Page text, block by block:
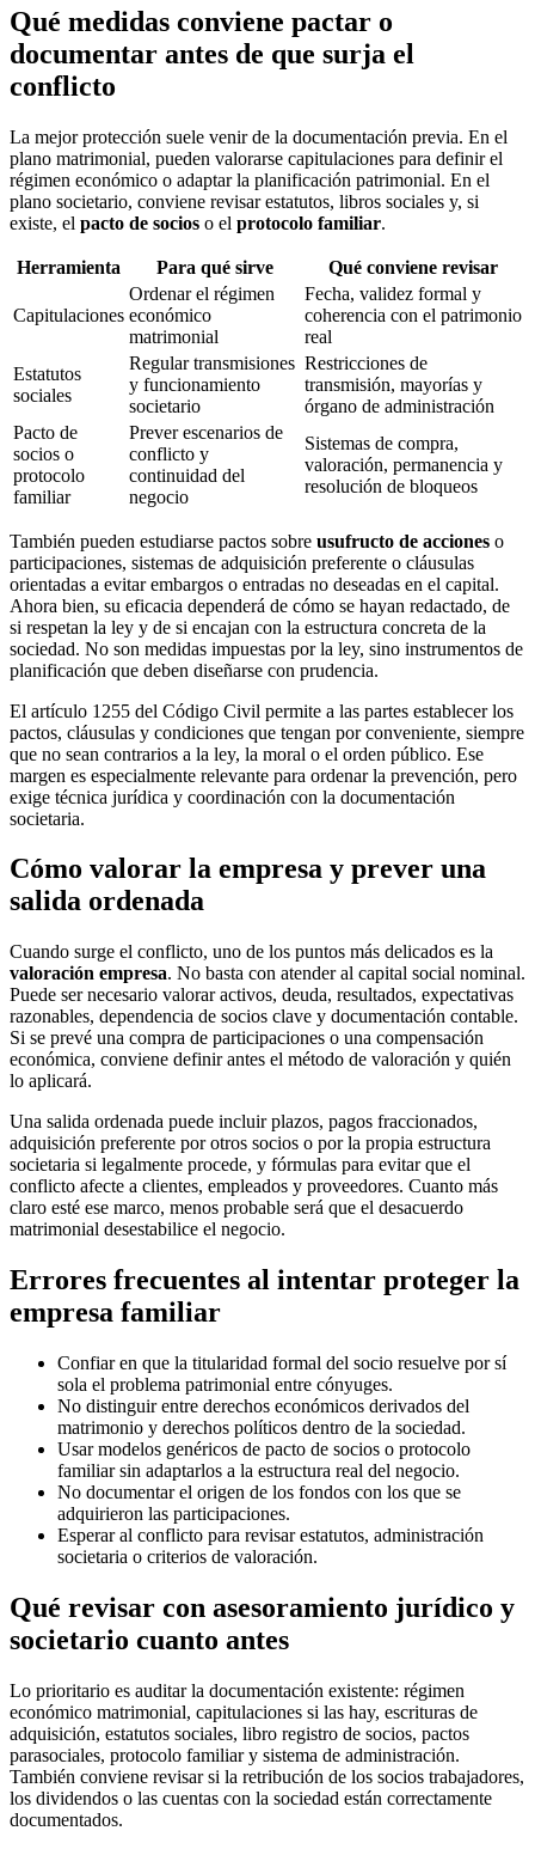
Qué medidas conviene pactar o
documentar antes de que surja el
conflicto
La mejor protección suele venir de la documentación previa. En el
plano matrimonial, pueden valorarse capitulaciones para definir el
régimen económico o adaptar la planificación patrimonial. En el
plano societario, conviene revisar estatutos, libros sociales y, si
existe, el pacto de socios o el protocolo familiar.
Herramienta Para qué sirve Qué conviene revisar
Capitulaciones
Ordenar el régimen
económico
matrimonial
Fecha, validez formal y
coherencia con el patrimonio
real
Estatutos
sociales
Regular transmisiones
y funcionamiento
societario
Restricciones de
transmisión, mayorías y
órgano de administración
Pacto de
socios o
protocolo
familiar
Prever escenarios de
conflicto y
continuidad del
negocio
Sistemas de compra,
valoración, permanencia y
resolución de bloqueos
También pueden estudiarse pactos sobre usufructo de acciones o
participaciones, sistemas de adquisición preferente o cláusulas
orientadas a evitar embargos o entradas no deseadas en el capital.
Ahora bien, su eficacia dependerá de cómo se hayan redactado, de
si respetan la ley y de si encajan con la estructura concreta de la
sociedad. No son medidas impuestas por la ley, sino instrumentos de
planificación que deben diseñarse con prudencia.
El artículo 1255 del Código Civil permite a las partes establecer los
pactos, cláusulas y condiciones que tengan por conveniente, siempre
que no sean contrarios a la ley, la moral o el orden público. Ese
margen es especialmente relevante para ordenar la prevención, pero
exige técnica jurídica y coordinación con la documentación
societaria.
Cómo valorar la empresa y prever una
salida ordenada
Cuando surge el conflicto, uno de los puntos más delicados es la
valoración empresa. No basta con atender al capital social nominal.
Puede ser necesario valorar activos, deuda, resultados, expectativas
razonables, dependencia de socios clave y documentación contable.
Si se prevé una compra de participaciones o una compensación
económica, conviene definir antes el método de valoración y quién
lo aplicará.
Una salida ordenada puede incluir plazos, pagos fraccionados,
adquisición preferente por otros socios o por la propia estructura
societaria si legalmente procede, y fórmulas para evitar que el
conflicto afecte a clientes, empleados y proveedores. Cuanto más
claro esté ese marco, menos probable será que el desacuerdo
matrimonial desestabilice el negocio.
Errores frecuentes al intentar proteger la
empresa familiar
Confiar en que la titularidad formal del socio resuelve por sí
sola el problema patrimonial entre cónyuges.
No distinguir entre derechos económicos derivados del
matrimonio y derechos políticos dentro de la sociedad.
Usar modelos genéricos de pacto de socios o protocolo
familiar sin adaptarlos a la estructura real del negocio.
No documentar el origen de los fondos con los que se
adquirieron las participaciones.
Esperar al conflicto para revisar estatutos, administración
societaria o criterios de valoración.
Qué revisar con asesoramiento jurídico y
societario cuanto antes
Lo prioritario es auditar la documentación existente: régimen
económico matrimonial, capitulaciones si las hay, escrituras de
adquisición, estatutos sociales, libro registro de socios, pactos
parasociales, protocolo familiar y sistema de administración.
También conviene revisar si la retribución de los socios trabajadores,
los dividendos o las cuentas con la sociedad están correctamente
documentados.